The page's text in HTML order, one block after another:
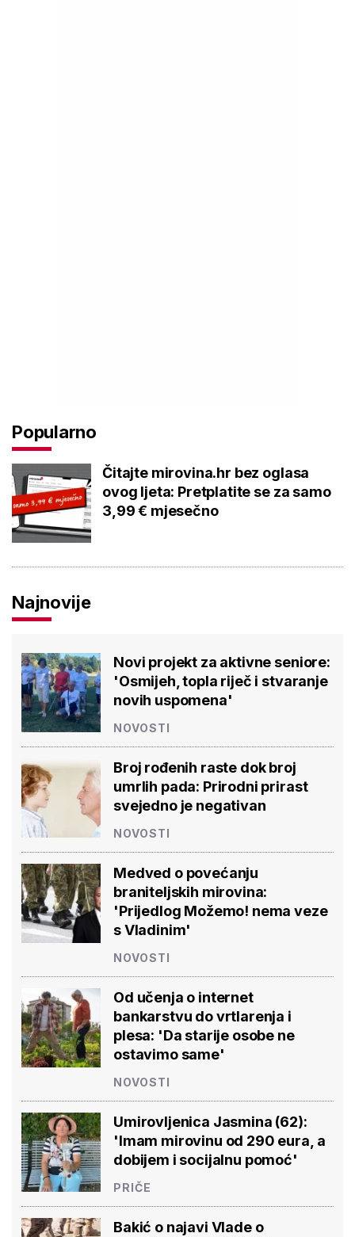
Popularno
Čitajte mirovina.hr bez oglasa
ovog ljeta: Pretplatite se za samo
3,99 € mjesečno
Najnovije
Novi projekt za aktivne seniore:
'Osmijeh, topla riječ i stvaranje
novih uspomena'
NOVOSTI
Broj rođenih raste dok broj
umrlih pada: Prirodni prirast
svejedno je negativan
NOVOSTI
Medved o povećanju
braniteljskih mirovina:
'Prijedlog Možemo! nema veze
s Vladinim'
NOVOSTI
Od učenja o internet
bankarstvu do vrtlarenja i
plesa: 'Da starije osobe ne
ostavimo same'
NOVOSTI
Umirovljenica Jasmina (62):
'Imam mirovinu od 290 eura, a
dobijem i socijalnu pomoć'
PRIČE
Bakić o najavi Vlade o